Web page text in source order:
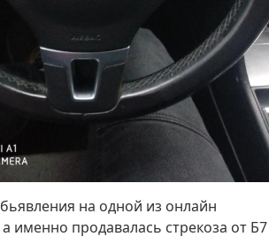
на одной из онлайн
именно продавалась стрекоза от Б7